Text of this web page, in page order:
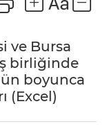
ve Bursa
birliğinde
boyunca
(Excel)